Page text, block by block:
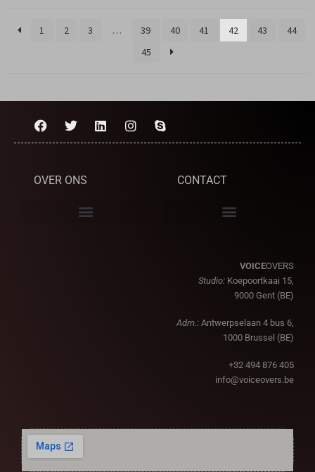
1 2 3 … 39 40 41 42 43
44
45
OVER ONS CONTACT
VOICEOVERS
Studio: Koepoortkaai 15,
9000 Gent (BE)
Adm. : Antwerpselaan 4 bus 6,
1000 Brussel (BE)
+32 494 876 405
info@voiceovers.be